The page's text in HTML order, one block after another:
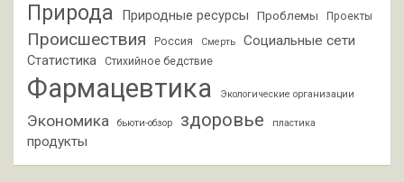
Природа Природные ресурсы Проблемы Проекты
Происшествия Россия Смерть Социальные сети
Статистика Стихийное бедствие
Фармацевтика Экологические организации
Экономика бьюти-обзор здоровье пластика
продукты